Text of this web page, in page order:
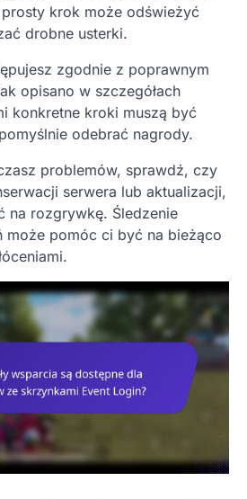
krok może odświeżyć
drobne usterki.
zgodnie z poprawnym
opisano w szczegółach
konkretne kroki muszą być
odebrać nagrody.
problemów, sprawdź, czy
serwera lub aktualizacji,
na rozgrywkę. Śledzenie
może pomóc ci być na bieżąco